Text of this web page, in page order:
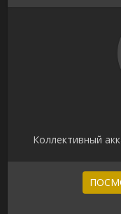
Коллективный